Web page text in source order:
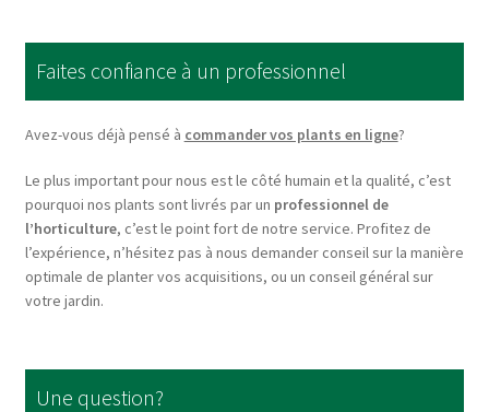
options
may
be
chosen
the
product
page
Faites confiance à un professionnel
Avez-vous déjà pensé à commander vos plants en ligne?
Le plus important pour nous est le côté humain et la qualité, c’est
pourquoi nos plants sont livrés par un professionnel de
l’horticulture, c’est le point fort de notre service. Profitez de
l’expérience, n’hésitez pas à nous demander conseil sur la manière
optimale de planter vos acquisitions, ou un conseil général sur
votre jardin.
Une question?